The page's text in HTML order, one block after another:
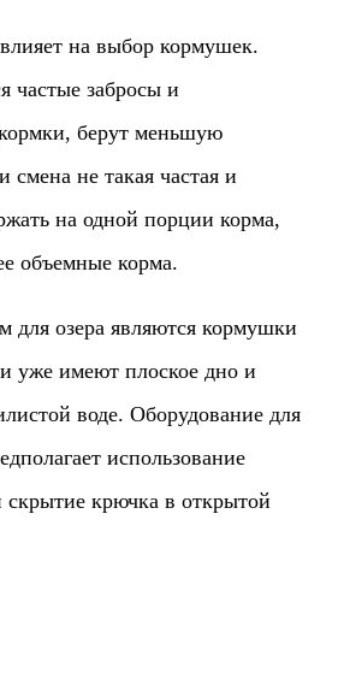
на выбор кормушек.
частые забросы и
берут меньшую
смена не такая частая и
на одной порции корма,
объемные корма.
для озера являются кормушки
уже имеют плоское дно и
воде. Оборудование для
использование
скрытие крючка в открытой